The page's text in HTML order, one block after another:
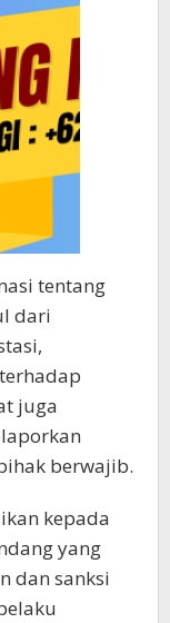
tentang
dari
juga
berwajib.
kepada
yang
dan sanksi